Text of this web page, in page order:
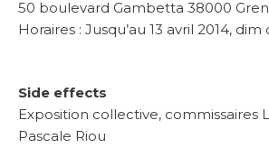
50 boulevard Gambetta 38000
Horaires : Jusqu’au 13 avril 2014, dim
Side effects
Exposition collective, commissaires
Pascale Riou